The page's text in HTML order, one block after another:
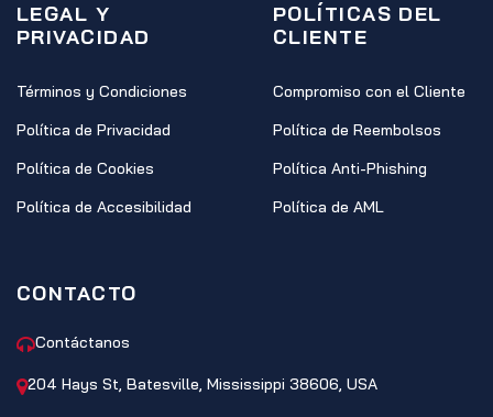
LEGAL Y
PRIVACIDAD
Términos y Condiciones
Política de Privacidad
Política de Cookies
Política de Accesibilidad
POLÍTICAS DEL
CLIENTE
Compromiso con el Cliente
Política de Reembolsos
Política Anti-Phishing
Política de AML
CONTACTO
Contáctanos
204 Hays St, Batesville, Mississippi 38606, USA